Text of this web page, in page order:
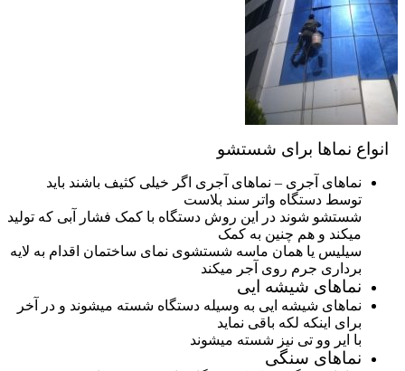
انواع نماها برای شستشو
نماهای آجری – نماهای آجری اگر خیلی کثیف باشند باید
توسط دستگاه واتر سند بلاست
شستشو شوند در این روش دستگاه با کمک فشار آبی که تولید
میکند و هم چنین به کمک
سیلیس یا همان ماسه شستشوی نمای ساختمان اقدام به لایه
برداری جرم روی آجر میکند
نماهای شیشه ایی
نماهای شیشه ایی به وسیله دستگاه شسته میشوند و در آخر
برای اینکه لکه باقی نماید
با ایر وو تی نیز شسته میشوند
نماهای سنگی